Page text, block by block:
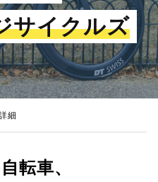
サイクルズ
細
転車、